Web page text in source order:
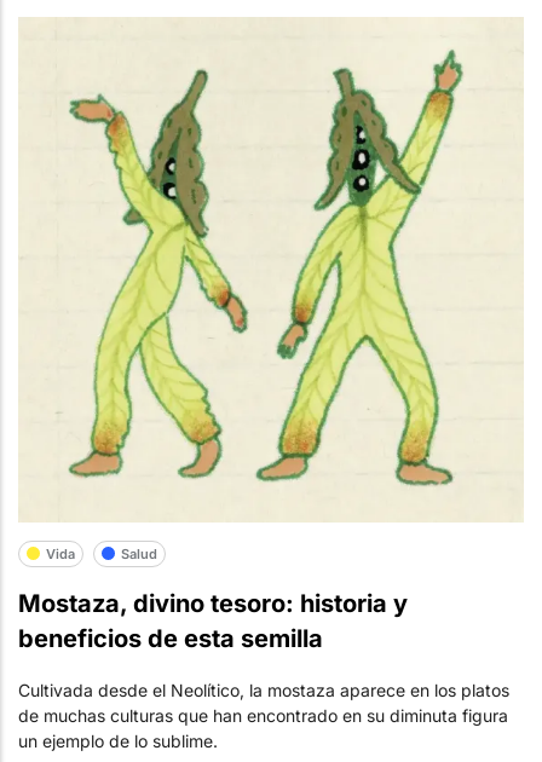
Vida Salud
Mostaza, divino tesoro: historia y
beneficios de esta semilla
Cultivada desde el Neolítico, la mostaza aparece en los platos
de muchas culturas que han encontrado en su diminuta figura
un ejemplo de lo sublime.